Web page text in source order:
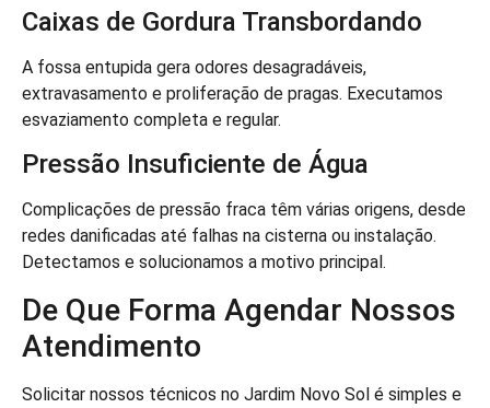
Caixas de Gordura Transbordando
A fossa entupida gera odores desagradáveis,
extravasamento e proliferação de pragas. Executamos
esvaziamento completa e regular.
Pressão Insuficiente de Água
Complicações de pressão fraca têm várias origens, desde
redes danificadas até falhas na cisterna ou instalação.
Detectamos e solucionamos a motivo principal.
De Que Forma Agendar Nossos
Atendimento
Solicitar nossos técnicos no Jardim Novo Sol é simples e